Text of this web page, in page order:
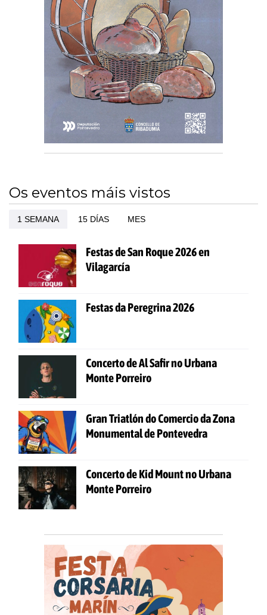
Os eventos máis vistos
1 SEMANA 15 DÍAS MES
Festas de San Roque 2026 en
Vilagarcía
Festas da Peregrina 2026
Concerto de Al Safir no Urbana
Monte Porreiro
Gran Triatlón do Comercio da Zona
Monumental de Pontevedra
Concerto de Kid Mount no Urbana
Monte Porreiro